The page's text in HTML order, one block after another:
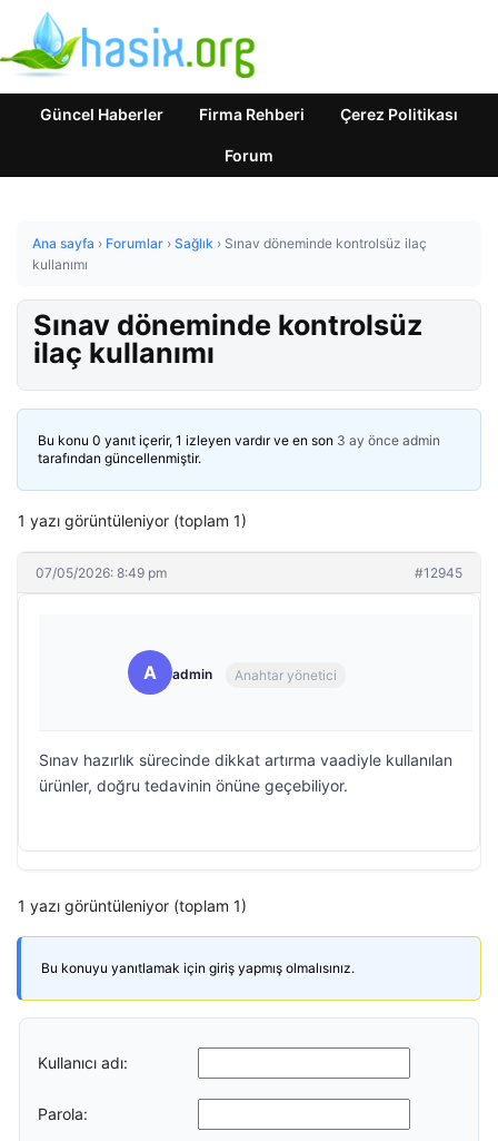
Güncel Haberler Firma Rehberi Çerez Politikası
Forum
Ana sayfa › Forumlar › Sağlık › Sınav döneminde kontrolsüz ilaç
kullanımı
Sınav döneminde kontrolsüz
ilaç kullanımı
Bu konu 0 yanıt içerir, 1 izleyen vardır ve en son 3 ay önce admin
tarafından güncellenmiştir.
1 yazı görüntüleniyor (toplam 1)
07/05/2026: 8:49 pm #12945
A admin Anahtar yönetici
Sınav hazırlık sürecinde dikkat artırma vaadiyle kullanılan
ürünler, doğru tedavinin önüne geçebiliyor.
1 yazı görüntüleniyor (toplam 1)
Bu konuyu yanıtlamak için giriş yapmış olmalısınız.
Kullanıcı adı:
Parola: